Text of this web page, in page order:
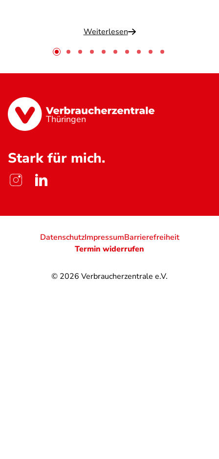
Weiterlesen
Thüringen
Stark für mich.
© 2026 Verbraucherzentrale e.V.
DatenschutzImpressumBarrierefreiheit
Termin widerrufen